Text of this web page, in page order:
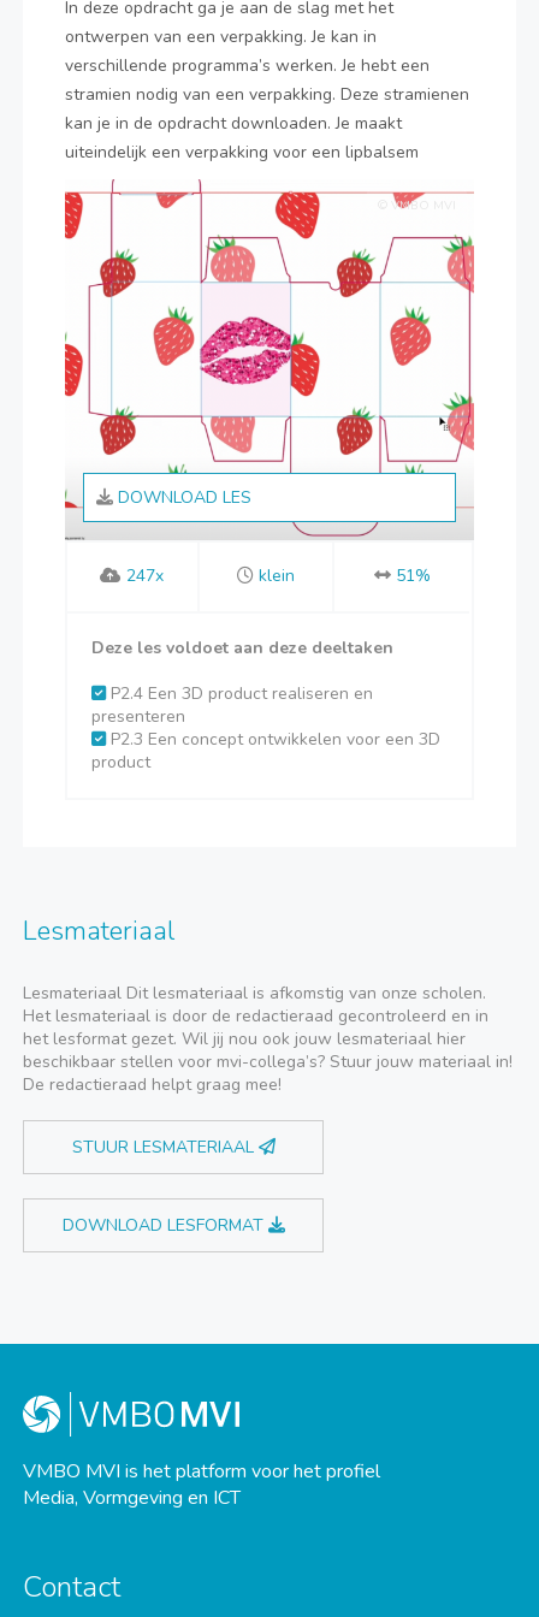
In deze opdracht ga je aan de slag met het
ontwerpen van een verpakking. Je kan in
verschillende programma’s werken. Je hebt een
stramien nodig van een verpakking. Deze stramienen
kan je in de opdracht downloaden. Je maakt
uiteindelijk een verpakking voor een lipbalsem
© VMBO MVI
DOWNLOAD LES
247x klein 51%
Deze les voldoet aan deze deeltaken
P2.4 Een 3D product realiseren en
presenteren
P2.3 Een concept ontwikkelen voor een 3D
product
Lesmateriaal
Lesmateriaal Dit lesmateriaal is afkomstig van onze scholen.
Het lesmateriaal is door de redactieraad gecontroleerd en in
het lesformat gezet. Wil jij nou ook jouw lesmateriaal hier
beschikbaar stellen voor mvi-collega’s? Stuur jouw materiaal in!
De redactieraad helpt graag mee!
STUUR LESMATERIAAL
DOWNLOAD LESFORMAT
VMBO MVI is het platform voor het profiel
Media, Vormgeving en ICT
Contact